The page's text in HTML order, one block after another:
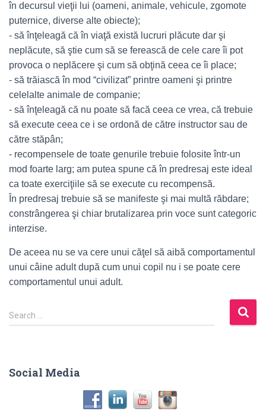
în decursul vieţii lui (oameni, animale, vehicule, zgomote
puternice, diverse alte obiecte);
- să înţeleagă că în viaţă există lucruri plăcute dar şi
neplăcute, să ştie cum să se ferească de cele care îi pot
provoca o neplăcere şi cum să obţină ceea ce îi place;
- să trăiască în mod “civilizat” printre oameni şi printre
celelalte animale de companie;
- să înţeleagă că nu poate să facă ceea ce vrea, că trebuie
să execute ceea ce i se ordonă de către instructor sau de
către stăpân;
- recompensele de toate genurile trebuie folosite într-un
mod foarte larg; am putea spune că în predresaj este ideal
ca toate exerciţiile să se execute cu recompensă.
În predresaj trebuie să se manifeste şi mai multă răbdare;
constrângerea şi chiar brutalizarea prin voce sunt categoric
interzise.
De aceea nu se va cere unui căţel să aibă comportamentul
unui câine adult după cum unui copil nu i se poate cere
comportamentul unui adult.
S
e
h
Search …
Social Media